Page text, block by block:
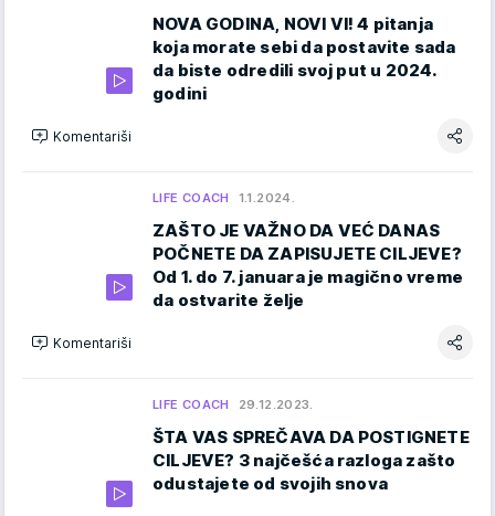
NOVA GODINA, NOVI VI! 4 pitanja
koja morate sebi da postavite sada
da biste odredili svoj put u 2024.
godini
Komentariši
LIFE COACH 1.1.2024.
ZAŠTO JE VAŽNO DA VEĆ DANAS
POČNETE DA ZAPISUJETE CILJEVE?
Od 1. do 7. januara je magično vreme
da ostvarite želje
Komentariši
LIFE COACH 29.12.2023.
ŠTA VAS SPREČAVA DA POSTIGNETE
CILJEVE? 3 najčešća razloga zašto
odustajete od svojih snova